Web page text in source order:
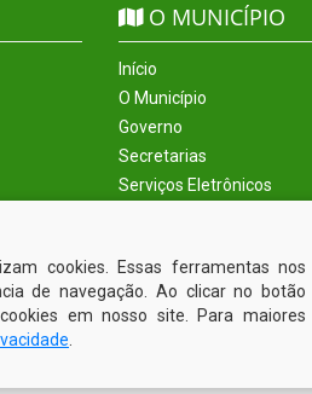
O MUNICÍPIO
Início
O Município
Governo
Secretarias
Serviços Eletrônicos
Sobre
Fale Conosco
cookies. Essas ferramentas nos
de navegação. Ao clicar no botão
em nosso site. Para maiores